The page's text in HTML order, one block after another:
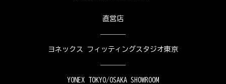
直営店
ヨネックス フィッティングスタジオ東京
YONEX TOKYO/OSAKA SHOWROOM